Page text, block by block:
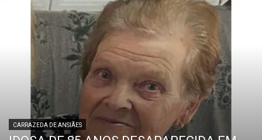
CARRAZEDA DE ANSIÃES